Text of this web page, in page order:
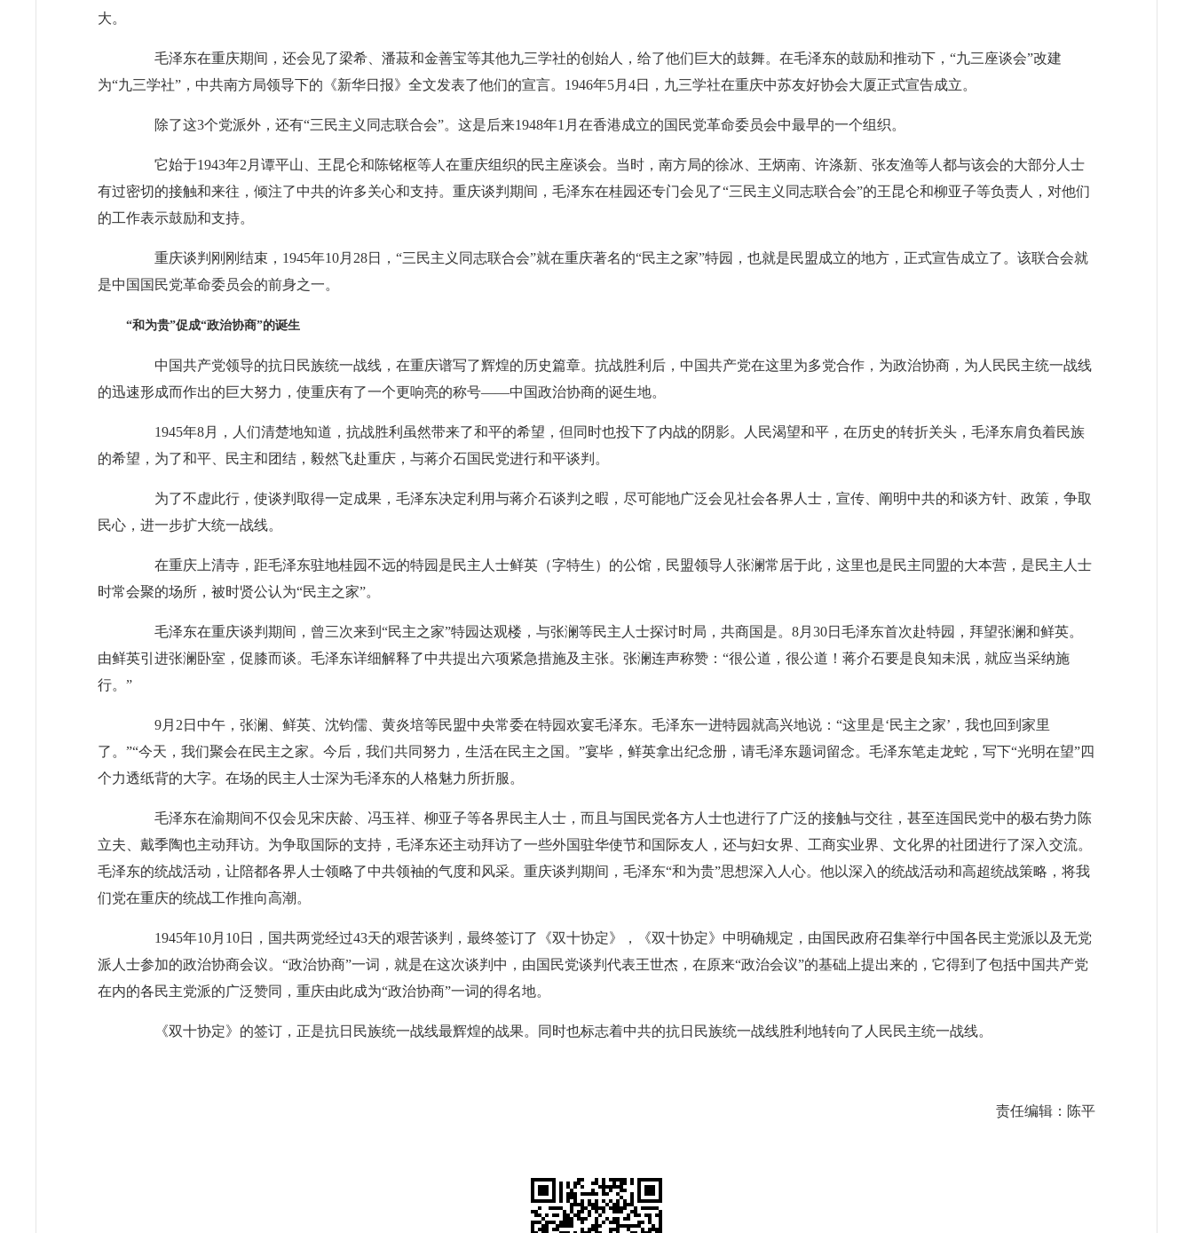
大。
毛泽东在重庆期间，还会见了梁希、潘菽和金善宝等其他九三学社的创始人，给了他们巨大的鼓舞。在毛泽东的鼓励和推动下，“九三座谈会”改建
为“九三学社”，中共南方局领导下的《新华日报》全文发表了他们的宣言。1946年5月4日，九三学社在重庆中苏友好协会大厦正式宣告成立。
除了这3个党派外，还有“三民主义同志联合会”。这是后来1948年1月在香港成立的国民党革命委员会中最早的一个组织。
它始于1943年2月谭平山、王昆仑和陈铭枢等人在重庆组织的民主座谈会。当时，南方局的徐冰、王炳南、许涤新、张友渔等人都与该会的大部分人士
有过密切的接触和来往，倾注了中共的许多关心和支持。重庆谈判期间，毛泽东在桂园还专门会见了“三民主义同志联合会”的王昆仑和柳亚子等负责人，对他们
的工作表示鼓励和支持。
重庆谈判刚刚结束，1945年10月28日，“三民主义同志联合会”就在重庆著名的“民主之家”特园，也就是民盟成立的地方，正式宣告成立了。该联合会就
是中国国民党革命委员会的前身之一。
“和为贵”促成“政治协商”的诞生
中国共产党领导的抗日民族统一战线，在重庆谱写了辉煌的历史篇章。抗战胜利后，中国共产党在这里为多党合作，为政治协商，为人民民主统一战线
的迅速形成而作出的巨大努力，使重庆有了一个更响亮的称号——中国政治协商的诞生地。
1945年8月，人们清楚地知道，抗战胜利虽然带来了和平的希望，但同时也投下了内战的阴影。人民渴望和平，在历史的转折关头，毛泽东肩负着民族
的希望，为了和平、民主和团结，毅然飞赴重庆，与蒋介石国民党进行和平谈判。
为了不虚此行，使谈判取得一定成果，毛泽东决定利用与蒋介石谈判之暇，尽可能地广泛会见社会各界人士，宣传、阐明中共的和谈方针、政策，争取
民心，进一步扩大统一战线。
在重庆上清寺，距毛泽东驻地桂园不远的特园是民主人士鲜英（字特生）的公馆，民盟领导人张澜常居于此，这里也是民主同盟的大本营，是民主人士
时常会聚的场所，被时贤公认为“民主之家”。
毛泽东在重庆谈判期间，曾三次来到“民主之家”特园达观楼，与张澜等民主人士探讨时局，共商国是。8月30日毛泽东首次赴特园，拜望张澜和鲜英。
由鲜英引进张澜卧室，促膝而谈。毛泽东详细解释了中共提出六项紧急措施及主张。张澜连声称赞：“很公道，很公道！蒋介石要是良知未泯，就应当采纳施
行。”
9月2日中午，张澜、鲜英、沈钧儒、黄炎培等民盟中央常委在特园欢宴毛泽东。毛泽东一进特园就高兴地说：“这里是‘民主之家’，我也回到家里
了。”“今天，我们聚会在民主之家。今后，我们共同努力，生活在民主之国。”宴毕，鲜英拿出纪念册，请毛泽东题词留念。毛泽东笔走龙蛇，写下“光明在望”四
个力透纸背的大字。在场的民主人士深为毛泽东的人格魅力所折服。
毛泽东在渝期间不仅会见宋庆龄、冯玉祥、柳亚子等各界民主人士，而且与国民党各方人士也进行了广泛的接触与交往，甚至连国民党中的极右势力陈
立夫、戴季陶也主动拜访。为争取国际的支持，毛泽东还主动拜访了一些外国驻华使节和国际友人，还与妇女界、工商实业界、文化界的社团进行了深入交流。
毛泽东的统战活动，让陪都各界人士领略了中共领袖的气度和风采。重庆谈判期间，毛泽东“和为贵”思想深入人心。他以深入的统战活动和高超统战策略，将我
们党在重庆的统战工作推向高潮。
1945年10月10日，国共两党经过43天的艰苦谈判，最终签订了《双十协定》，《双十协定》中明确规定，由国民政府召集举行中国各民主党派以及无党
派人士参加的政治协商会议。“政治协商”一词，就是在这次谈判中，由国民党谈判代表王世杰，在原来“政治会议”的基础上提出来的，它得到了包括中国共产党
在内的各民主党派的广泛赞同，重庆由此成为“政治协商”一词的得名地。
《双十协定》的签订，正是抗日民族统一战线最辉煌的战果。同时也标志着中共的抗日民族统一战线胜利地转向了人民民主统一战线。
责任编辑：陈平